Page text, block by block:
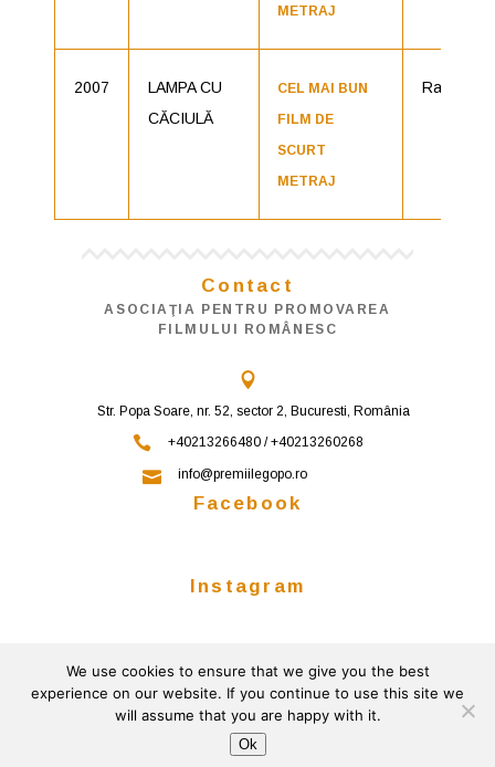
METRAJ
2007
LAMPA CU
CĂCIULĂ
CEL MAI BUN
FILM DE
SCURT
METRAJ
Radu
Contact
ASOCIAŢIA PENTRU PROMOVAREA
FILMULUI ROMÂNESC
Str. Popa Soare, nr. 52, sector 2, Bucuresti, România
+40213266480 / +40213260268
info@premiilegopo.ro
Facebook
Instagram
Follow on Instagram
Powered byGemini Solutions
We use cookies to ensure that we give you the best
experience on our website. If you continue to use this site we
will assume that you are happy with it.
Ok